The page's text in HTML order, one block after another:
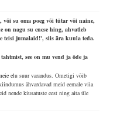
või su oma poeg või tütar või naine,
on nagu su enese hing, ahvatleb
teisi jumalaid!', siis ära kuula teda.
see on mu vend ja õde ja
elu suur varandus. Ometigi võib
ähvardavad meid eemale viia
nende kiusatuste eest ning aita üle